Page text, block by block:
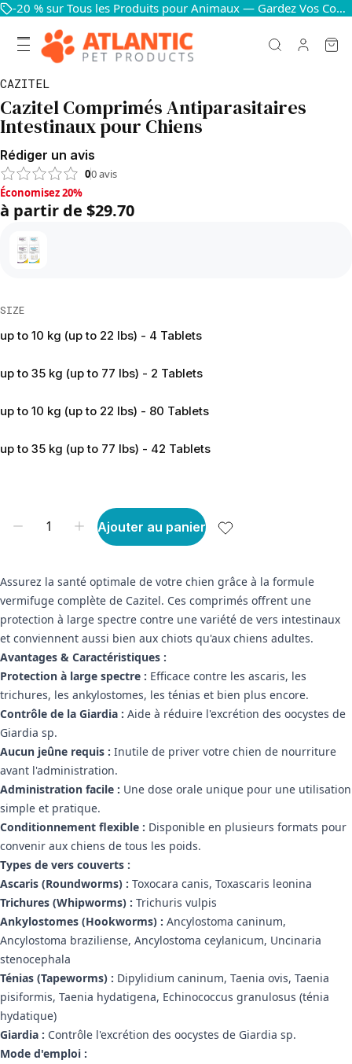
-20 % sur Tous les Produits pour Animaux — Gardez Vos Compagnons Heureux et en Bonne Santé
CAZITEL
Cazitel Comprimés Antiparasitaires
Intestinaux pour Chiens
Rédiger un avis
00avis
Économisez 20%, à partir de $29.70
Économisez 20%
à partir de $29.70
SIZE
up to 10 kg (up to 22 lbs) - 4 Tablets
up to 35 kg (up to 77 lbs) - 2 Tablets
up to 10 kg (up to 22 lbs) - 80 Tablets
up to 35 kg (up to 77 lbs) - 42 Tablets
Ajouter au panier
Assurez la santé optimale de votre chien grâce à la formule
vermifuge complète de Cazitel. Ces comprimés offrent une
protection à large spectre contre une variété de vers intestinaux
et conviennent aussi bien aux chiots qu'aux chiens adultes.
Avantages & Caractéristiques :
Protection à large spectre : Efficace contre les ascaris, les
trichures, les ankylostomes, les ténias et bien plus encore.
Contrôle de la Giardia : Aide à réduire l'excrétion des oocystes de
Giardia sp.
Aucun jeûne requis : Inutile de priver votre chien de nourriture
avant l'administration.
Administration facile : Une dose orale unique pour une utilisation
simple et pratique.
Conditionnement flexible : Disponible en plusieurs formats pour
convenir aux chiens de tous les poids.
Types de vers couverts :
Ascaris (Roundworms) : Toxocara canis, Toxascaris leonina
Trichures (Whipworms) : Trichuris vulpis
Ankylostomes (Hookworms) : Ancylostoma caninum,
Ancylostoma braziliense, Ancylostoma ceylanicum, Uncinaria
stenocephala
Ténias (Tapeworms) : Dipylidium caninum, Taenia ovis, Taenia
pisiformis, Taenia hydatigena, Echinococcus granulosus (ténia
hydatique)
Giardia : Contrôle l'excrétion des oocystes de Giardia sp.
Mode d'emploi :